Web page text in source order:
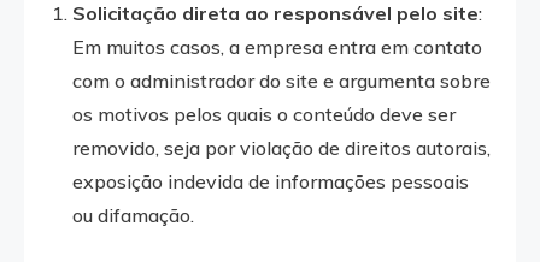
Solicitação direta ao responsável pelo site:
Em muitos casos, a empresa entra em contato
com o administrador do site e argumenta sobre
os motivos pelos quais o conteúdo deve ser
removido, seja por violação de direitos autorais,
exposição indevida de informações pessoais
ou difamação.